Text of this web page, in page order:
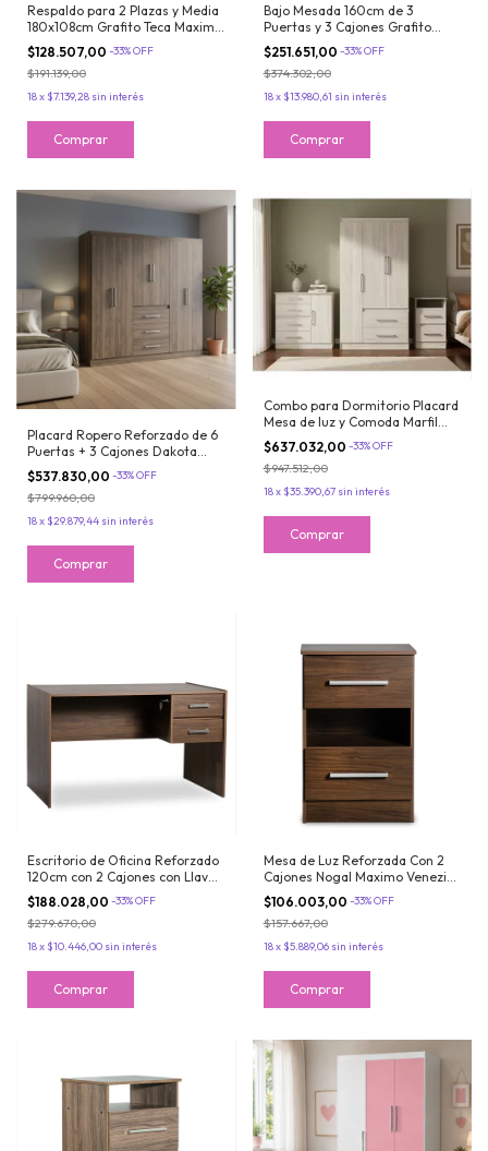
Respaldo para 2 Plazas y Media
180x108cm Grafito Teca Maximo
Fortaleza
$128.507,00 -33%OFF
$191.139,00
18x $7.139,28 sin interés
Bajo Mesada 160cm de 3
Puertas y 3 Cajones Grafito
Teca Maximo Acapulco SIN
BACHA
$251.651,00 -33%OFF
$374.302,00
18x $13.980,61 sin interés
Placard Ropero Reforzado de 6
Puertas + 3 Cajones Dakota
Maximo Fortaleza
$537.830,00 -33%OFF
$799.960,00
18x $29.879,44 sin interés
Combo para Dormitorio Placard
Mesa de luz y Comoda Marfil
Maximo Fortaleza
$637.032,00 -33%OFF
$947.512,00
18x $35.390,67 sin interés
Escritorio de Oficina Reforzado
120cm con 2 Cajones con Llave
Color Nogal Maximo
$188.028,00 -33%OFF
$279.670,00
18x $10.446,00 sin interés
Mesa de Luz Reforzada Con 2
Cajones Nogal Maximo Venezia
Premium
$106.003,00 -33%OFF
$157.667,00
18x $5.889,06 sin interés